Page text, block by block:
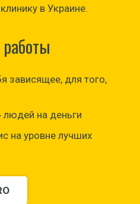
в Украине.
зависящее, для того,
на деньги
на уровне лучших